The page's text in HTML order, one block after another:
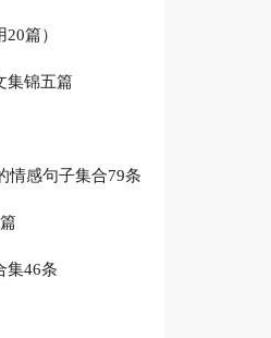
篇）
集锦五篇
情感句子集合79条
集46条